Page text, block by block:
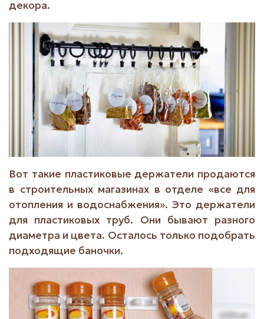
декора.
Вот такие пластиковые держатели продаются
в строительных магазинах в отделе «все для
отопления и водоснабжения». Это держатели
для пластиковых труб. Они бывают разного
диаметра и цвета. Осталось только подобрать
подходящие баночки.